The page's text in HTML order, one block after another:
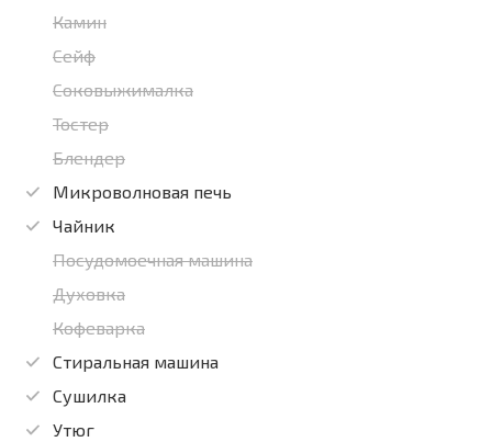
Камин
Сейф
Соковыжималка
Тостер
Блендер
Микроволновая печь
Чайник
Посудомоечная машина
Духовка
Кофеварка
Стиральная машина
Сушилка
Утюг